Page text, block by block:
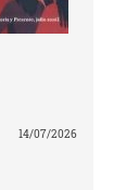
14/07/2026